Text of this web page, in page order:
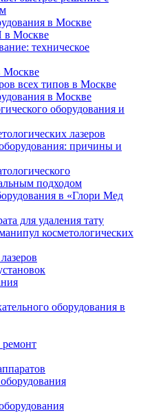
в Москве
в Москве
техническое
Москве
всех типов в Москве
в Москве
оборудования и
лазеров
причины и
подходом
в «Глори Мед
для удаления тату
косметологических
оборудования в